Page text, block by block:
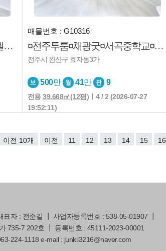
※전주투룸※반려동물※리모델링※중문※풀옵션
매물번호 : G10316
¤전주투룸¤채광굿¤서곡중학교¤즉시입주¤반려동물
전주시 완산구 효자동3가
500만 41만 9
전용39.668㎡(12평) ㅣ4 / 2 (2026-07-27
19:52:11)
이전 10개 이전 11 12 13 14 15 16
표자 : 전준길 ┃ 사업자등록번호 : 538-05-01907 ┃
735-7 202호 ┃ 등록번호 : 45111-2023-00001
224-1118 e-mail : junkil3216@naver.com